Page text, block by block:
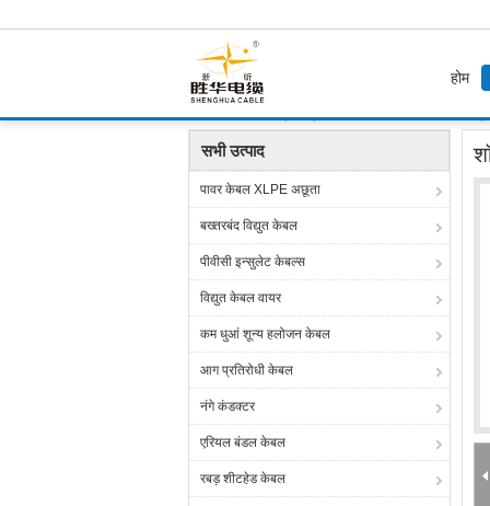
होम
होम उत्पाद प्रीफैब्रिकेटेड शाखा केबल शॉपिंग मॉल
सभी उत्पाद
पावर केबल XLPE अछूता
बख्तरबंद विद्युत केबल
पीवीसी इन्सुलेट केबल्स
विद्युत केबल वायर
कम धुआं शून्य हलोजन केबल
आग प्रतिरोधी केबल
नंगे कंडक्टर
एरियल बंडल केबल
रबड़ शीटहेड केबल